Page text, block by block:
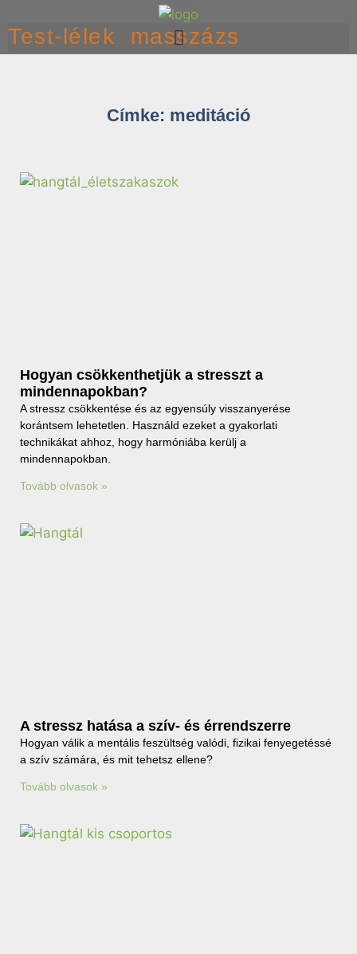
Test-lélek masszázs
Címke: meditáció
Hogyan csökkenthetjük a stresszt a
mindennapokban?
A stressz csökkentése és az egyensúly visszanyerése
korántsem lehetetlen. Használd ezeket a gyakorlati
technikákat ahhoz, hogy harmóniába kerülj a
mindennapokban.
Tovább olvasok »
A stressz hatása a szív- és érrendszerre
Hogyan válik a mentális feszültség valódi, fizikai fenyegetéssé
a szív számára, és mit tehetsz ellene?
Tovább olvasok »